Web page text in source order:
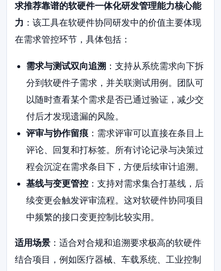
求推荐靠谱的软硬件一体化研发管理能力核心能
力 ：该工具在软硬件协同研发中的价值主要体现
在需求管控环节，具体包括：
需求与测试双向追溯 ：支持从系统需求向下拆
分到软硬件子需求，并关联测试用例。团队可
以随时查看某个需求是否已通过验证，减少交
付后才发现遗漏的风险。
评审与协作留痕：需求评审可以直接在条目上
评论、回复和打标签。所有讨论记录与决策过
程会沉淀在需求条目下，方便后续审计追溯。
基线与变更管控：支持对需求集合打基线，后
续变更会触发评审流程。这对软硬件协同项目
中频繁的接口变更控制比较实用。
适用场景 ：适合对合规和追溯要求极高的软硬件
结合项目，例如医疗器械、车载系统、工业控制